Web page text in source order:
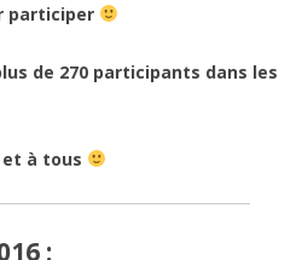
participer
de 270 participants dans les
à tous
: